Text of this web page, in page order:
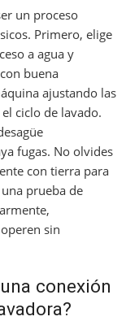
un proceso
Primero, elige
a agua y
buena
ajustando las
ciclo de lavado.
fugas. No olvides
con tierra para
prueba de
sin
conexión